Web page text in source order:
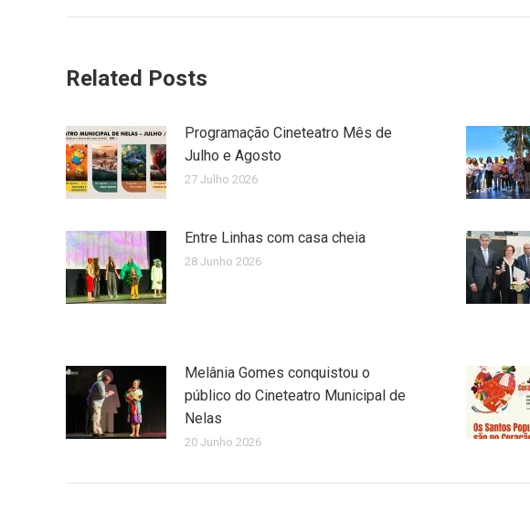
Related Posts
Programação Cineteatro Mês de
Julho e Agosto
27 Julho 2026
Entre Linhas com casa cheia
28 Junho 2026
Melânia Gomes conquistou o
público do Cineteatro Municipal de
Nelas
20 Junho 2026